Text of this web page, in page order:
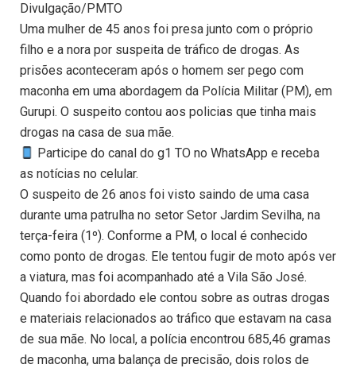
Divulgação/PMTO
Uma mulher de 45 anos foi presa junto com o próprio
filho e a nora por suspeita de tráfico de drogas. As
prisões aconteceram após o homem ser pego com
maconha em uma abordagem da Polícia Militar (PM), em
Gurupi. O suspeito contou aos policias que tinha mais
drogas na casa de sua mãe.
Participe do canal do g1 TO no WhatsApp e receba
as notícias no celular.
O suspeito de 26 anos foi visto saindo de uma casa
durante uma patrulha no setor Setor Jardim Sevilha, na
terça-feira (1º). Conforme a PM, o local é conhecido
como ponto de drogas. Ele tentou fugir de moto após ver
a viatura, mas foi acompanhado até a Vila São José.
Quando foi abordado ele contou sobre as outras drogas
e materiais relacionados ao tráfico que estavam na casa
de sua mãe. No local, a polícia encontrou 685,46 gramas
de maconha, uma balança de precisão, dois rolos de